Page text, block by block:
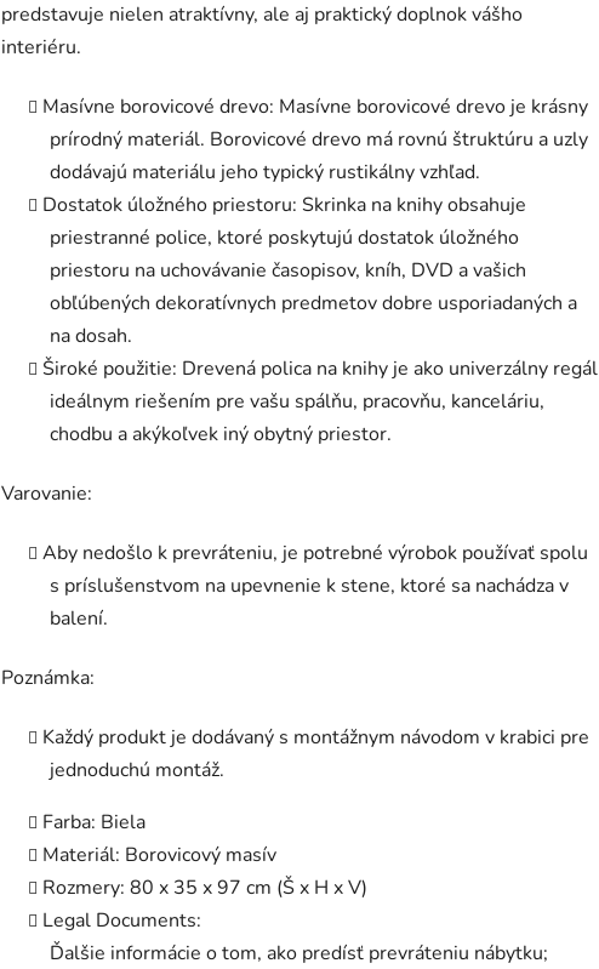
predstavuje nielen atraktívny, ale aj praktický doplnok vášho
interiéru.
Masívne borovicové drevo: Masívne borovicové drevo je krásny
prírodný materiál. Borovicové drevo má rovnú štruktúru a uzly
dodávajú materiálu jeho typický rustikálny vzhľad.
Dostatok úložného priestoru: Skrinka na knihy obsahuje
priestranné police, ktoré poskytujú dostatok úložného
priestoru na uchovávanie časopisov, kníh, DVD a vašich
obľúbených dekoratívnych predmetov dobre usporiadaných a
na dosah.
Široké použitie: Drevená polica na knihy je ako univerzálny regál
ideálnym riešením pre vašu spálňu, pracovňu, kanceláriu,
chodbu a akýkoľvek iný obytný priestor.
Varovanie:
Aby nedošlo k prevráteniu, je potrebné výrobok používať spolu
s príslušenstvom na upevnenie k stene, ktoré sa nachádza v
balení.
Poznámka:
Každý produkt je dodávaný s montážnym návodom v krabici pre
jednoduchú montáž.
Farba: Biela
Materiál: Borovicový masív
Rozmery: 80 x 35 x 97 cm (Š x H x V)
Legal Documents:
Ďalšie informácie o tom, ako predísť prevráteniu nábytku;